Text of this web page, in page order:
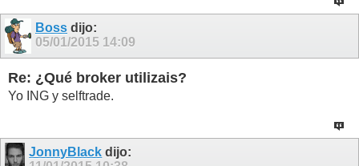
Boss dijo:
05/01/2015 14:09
Re: ¿Qué broker utilizais?
Yo ING y selftrade.
JonnyBlack dijo: